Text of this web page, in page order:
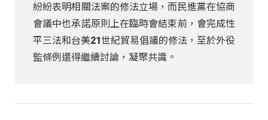
紛紛表明相關法案的修法立場，而民進黨在協商
會議中也承諾原則上在臨時會結束前，會完成性
平三法和台美21世紀貿易倡議的修法，至於外役
監條例還得繼續討論，凝聚共識。